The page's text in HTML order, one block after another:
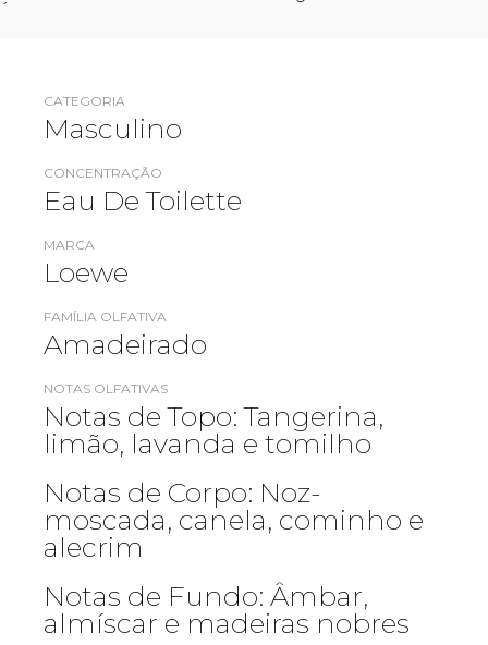
´
CATEGORIA
Masculino
CONCENTRAÇÃO
Eau De Toilette
MARCA
Loewe
FAMÍLIA OLFATIVA
Amadeirado
NOTAS OLFATIVAS
Notas de Topo: Tangerina,
limão, lavanda e tomilho
Notas de Corpo: Noz-
moscada, canela, cominho e
alecrim
Notas de Fundo: Âmbar,
almíscar e madeiras nobres